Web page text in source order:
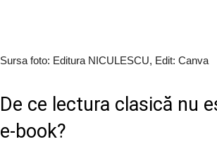
Sursa foto: Editura NICULESCU, Edit: Canva
De ce lectura clasică nu
e-book?